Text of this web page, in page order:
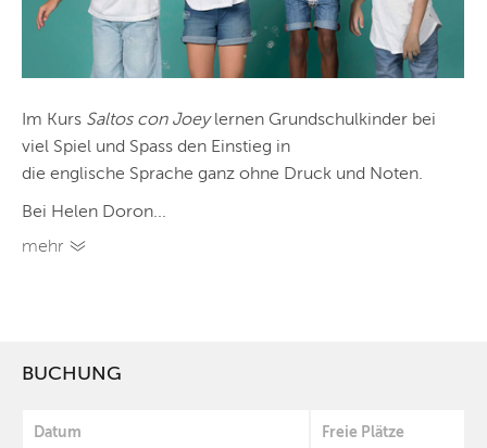
Im Kurs Saltos con Joeylernen Grundschulkinder bei
viel Spiel und Spass den Einstieg in
die englische Sprache ganz ohne Druck und Noten.
Bei Helen Doron...
mehr
BUCHUNG
Datum Freie Plätze